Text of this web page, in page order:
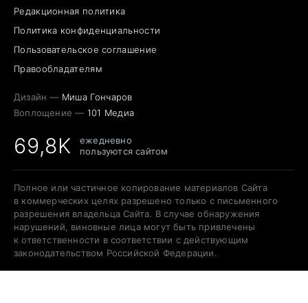
Редакционная политика
Политика конфиденциальности
Пользовательское соглашение
Правообладателям
Дизайн — Миша Гончаров
Воплощение — 101 Медиа
69,8K
ежедневно
пользуются сайтом
Полное или частичное копирование материалов Сайта
в коммерческих целях разрешено только с письменного
разрешения владельца Сайта. В случае обнаружения
нарушений, виновные лица могут быть привлечены
к ответственности в соответствии с действующим
законодательством Российской Федерации.